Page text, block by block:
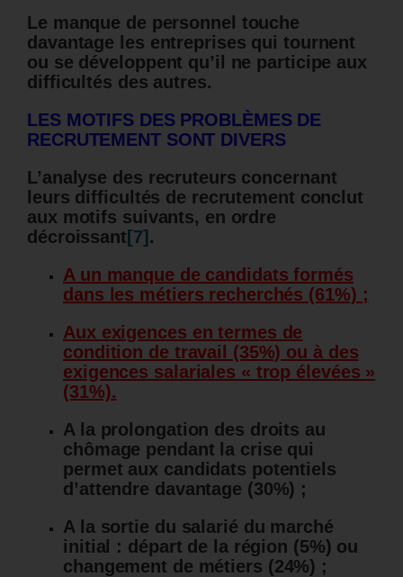
Le manque de personnel touche
davantage les entreprises qui tournent
ou se développent qu’il ne participe aux
difficultés des autres.
LES MOTIFS DES PROBLÈMES DE
RECRUTEMENT SONT DIVERS
L’analyse des recruteurs concernant
leurs difficultés de recrutement conclut
aux motifs suivants, en ordre
décroissant [7] .
A un manque de candidats formés
dans les métiers recherchés (61%) ;
Aux exigences en termes de
condition de travail (35%) ou à des
exigences salariales « trop élevées »
(31%).
A la prolongation des droits au
chômage pendant la crise qui
permet aux candidats potentiels
d’attendre davantage (30%) ;
A la sortie du salarié du marché
initial : départ de la région (5%) ou
changement de métiers (24%) ;